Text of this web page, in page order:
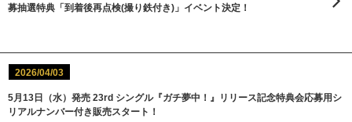
募抽選特典「到着後再点検(撮り鉄付き)」イベント決定！
2026/04/03
5月13日（水）発売 23rd シングル『ガチ夢中！』リリース記念特典会応募用シ
リアルナンバー付き販売スタート！